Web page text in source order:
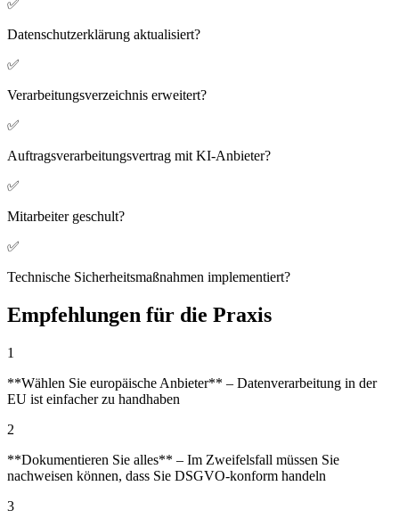
✅
Datenschutzerklärung aktualisiert?
✅
Verarbeitungsverzeichnis erweitert?
✅
Auftragsverarbeitungsvertrag mit KI-Anbieter?
✅
Mitarbeiter geschult?
✅
Technische Sicherheitsmaßnahmen implementiert?
Empfehlungen für die Praxis
1
**Wählen Sie europäische Anbieter** – Datenverarbeitung in der
EU ist einfacher zu handhaben
2
**Dokumentieren Sie alles** – Im Zweifelsfall müssen Sie
nachweisen können, dass Sie DSGVO-konform handeln
3